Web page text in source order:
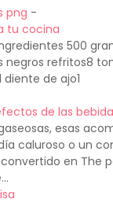
png -
tu cocina
500
negros refritos8
de ajo1
de las
esas
caluroso o un
en The